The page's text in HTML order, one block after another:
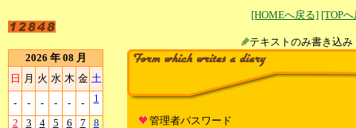
[HOMEへ戻る] [TOP
テキストのみ書
2026 年 08 月
日 月 火 水 木 金 土
- - - - - - 1
2 3 4 5 6 7 8 管理者パスワード